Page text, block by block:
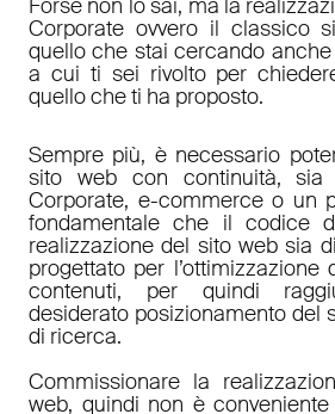
Corporate ovvero il classico
quello che stai cercando
a cui ti sei rivolto per
quello che ti ha proposto.
Sempre più, è necessario
sito web con continuità,
Corporate, e-commerce o un
fondamentale che il codice
realizzazione del sito web sia
progettato per
contenuti, per quindi
desiderato posizionamento del
di ricerca.
Commissionare la
web, quindi non è